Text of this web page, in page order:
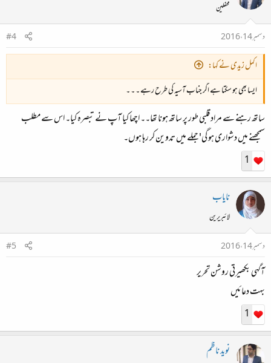
محفلین
دسمبر 14، 2016
#4
اکمل زیدی نے کہا:
ایسا بھی ہو سکتا ہے اگر جناب آسیہ کی طرح رہے ۔ ۔ ۔
ساتھ رہنے سے مراد قلبی طور پر ساتھ ہونا تھا۔۔ اچھا کیا آپ نے تبصرہ کیا۔ اس سے مطلب
سمجھنے میں دشواری ہو گی' جملے میں تدوین کر رہا ہوں۔
1
نایاب
لائبریرین
دسمبر 14، 2016
#5
آگہی بکھیرتی روشن تحریر
بہت دعائیں
1
نوید ناظم